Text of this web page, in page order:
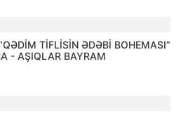
TİFLİSİN ƏDƏBİ BOHEMASI”
- AŞIQLAR BAYRAM